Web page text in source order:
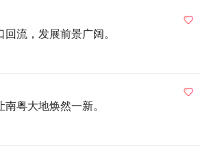
流，发展前景广阔。
粤大地焕然一新。